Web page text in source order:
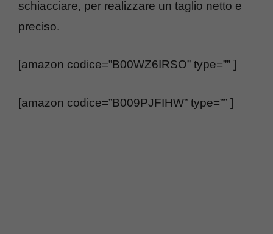
schiacciare, per realizzare un taglio netto e
preciso.
[amazon codice=”B00WZ6IRSO” type=”” ]
[amazon codice=”B009PJFIHW” type=”” ]